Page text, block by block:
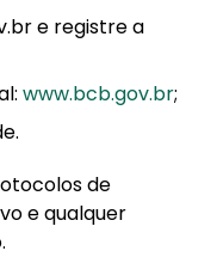
e registre a
www.bcb.gov.br;
de
e qualquer